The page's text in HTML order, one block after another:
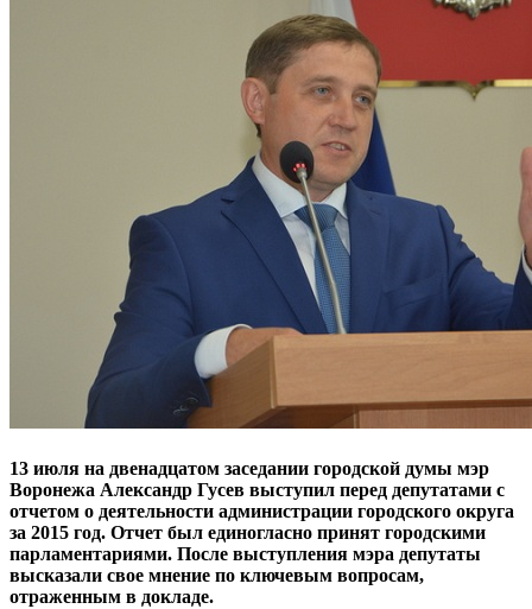
13 июля на двенадцатом заседании городской думы мэр
Воронежа Александр Гусев выступил перед депутатами с
отчетом о деятельности администрации городского округа
за 2015 год. Отчет был единогласно принят городскими
парламентариями. После выступления мэра депутаты
высказали свое мнение по ключевым вопросам,
отраженным в докладе.